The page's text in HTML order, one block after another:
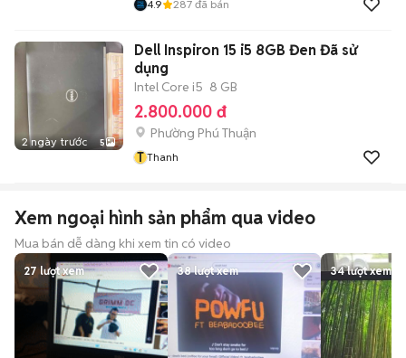
4.9 287 đã bán
2 ngày trước 5
Dell Inspiron 15 i5 8GB Đen Đã sử
dụng
Intel Core i5 8 GB
2.800.000 đ
Phường Phú Thuận
T Thanh
Xem ngoại hình sản phẩm qua video
Mua bán dễ dàng khi xem tin có video
27 lượt xem 38lượt xem 34lượt xem